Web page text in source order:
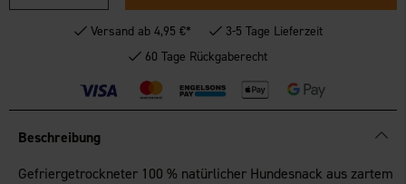
Versand ab 4,95 €*
3-5 Tage Lieferzeit
60 Tage Rückgaberecht
Beschreibung
Gefriergetrockneter 100 % natürlicher Hundesnack aus zartem